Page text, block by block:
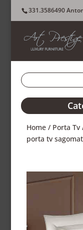
331.3586490
Home / Porta Tv
porta tv